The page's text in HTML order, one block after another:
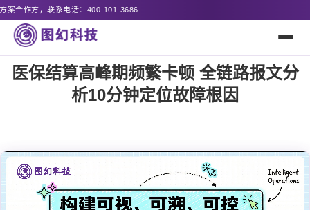
医保结算高峰期频繁卡顿 全链路报文分
析10分钟定位故障根因